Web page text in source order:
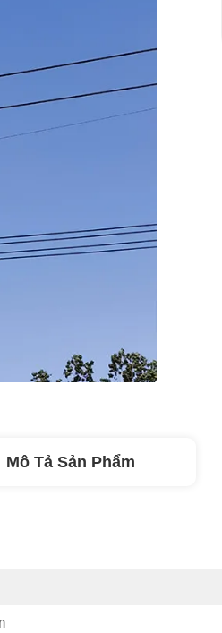
Mô Tả Sản Phẩm